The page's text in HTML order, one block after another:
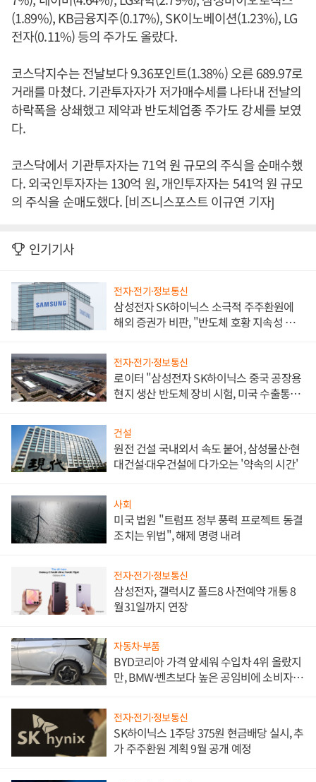
(1.89%), KB금융지주(0.17%), SK이노베이션(1.23%), LG
전자(0.11%) 등의 주가도 올랐다.
코스닥지수는 전날보다 9.36포인트(1.38%) 오른 689.97로
거래를 마쳤다. 기관투자자가 저가매수세를 나타내 전날의
하락폭을 상쇄했고 제약과 반도체업종 주가도 강세를 보였
다.
코스닥에서 기관투자자는 71억 원 규모의 주식을 순매수했
다. 외국인투자자는 130억 원, 개인투자자는 541억 원 규모
의 주식을 순매도했다. [비즈니스포스트 이규연 기자]
인기기사
전자·전기·정보통신
삼성전자 SK하이닉스 소극적 주주환원에
해외 증권가 비판, "반도체 호황 지속성 의
전자·전기·정보통신
로이터 "삼성전자 SK하이닉스 중국 공장용
현지 생산 반도체 장비 시험, 미국 수출통제
건설
원전 건설 국내외서 속도 붙어, 삼성물산·현
대건설·대우건설에 다가오는 '약속의 시간'
사회
미국 법원 "트럼프 정부 풍력 프로젝트 동결
조치는 위법", 해제 명령 내려
전자·전기·정보통신
삼성전자, 갤럭시Z 폴드8 사전예약 개통 8
월31일까지 연장
자동차·부품
BYD코리아 가격 앞세워 수입차 4위 올랐지
만, BMW·벤츠보다 높은 공임비에 소비자
전자·전기·정보통신
SK하이닉스 1주당 375원 현금배당 실시, 추
가 주주환원 계획 9월 공개 예정